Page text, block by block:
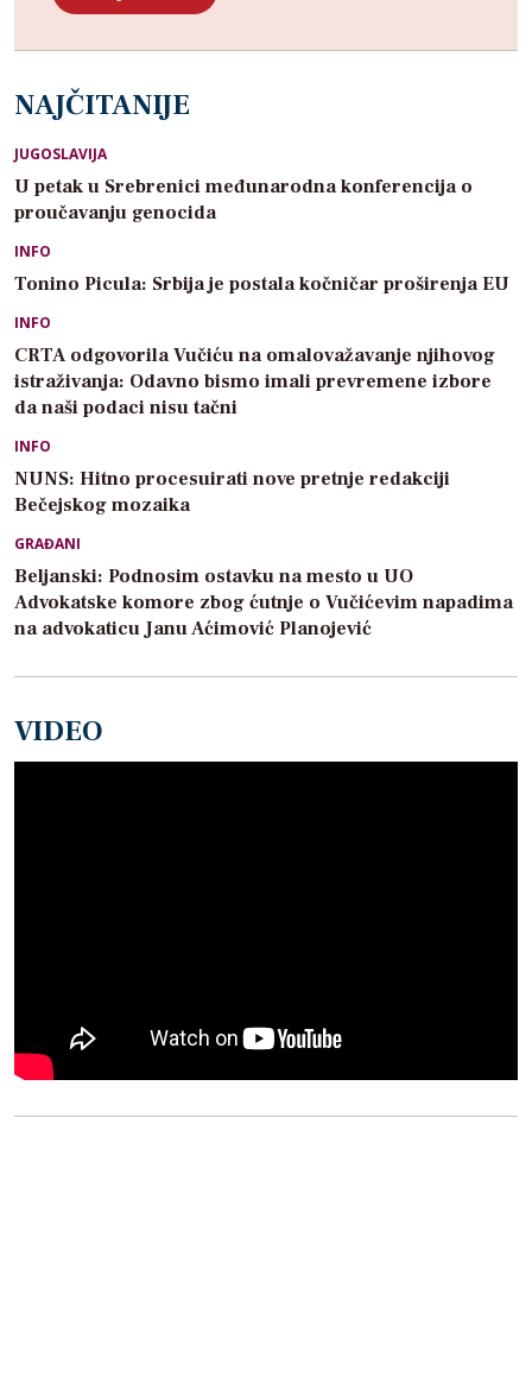
NAJČITANIJE
JUGOSLAVIJA
U petak u Srebrenici međunarodna konferencija o
proučavanju genocida
INFO
Tonino Picula: Srbija je postala kočničar proširenja EU
INFO
CRTA odgovorila Vučiću na omalovažavanje njihovog
istraživanja: Odavno bismo imali prevremene izbore
da naši podaci nisu tačni
INFO
NUNS: Hitno procesuirati nove pretnje redakciji
Bečejskog mozaika
GRAĐANI
Beljanski: Podnosim ostavku na mesto u UO
Advokatske komore zbog ćutnje o Vučićevim napadima
na advokaticu Janu Aćimović Planojević
VIDEO